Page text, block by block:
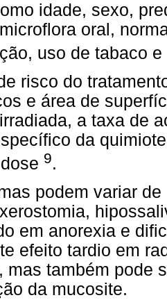
idade, sexo,
oral,
uso de tabaco
risco do
e área de
a taxa de
da
9.
podem variar
em anorexia e
efeito tardio em
mas também pode
da mucosite.